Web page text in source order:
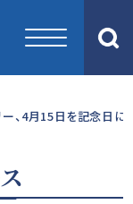
ー、4月15日を記念日に